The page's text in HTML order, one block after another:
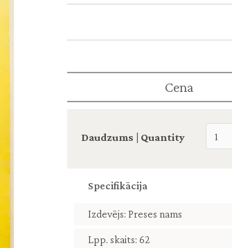
Cena
Daudzums | Quantity
Specifikācija
Izdevējs: Preses nams
Lpp. skaits: 62